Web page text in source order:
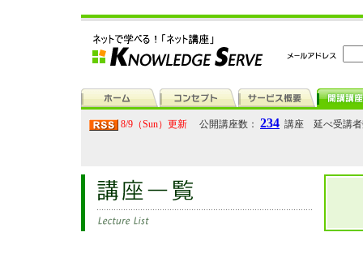
8/9（Sun）更新 公開講座数： 234 講座 延べ受講